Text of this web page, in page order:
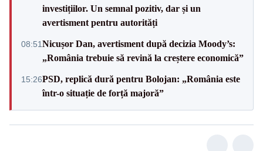
investițiilor. Un semnal pozitiv, dar și un
avertisment pentru autorități
08:51Nicușor Dan, avertisment după decizia Moody’s:
„România trebuie să revină la creștere economică”
15:26PSD, replică dură pentru Bolojan: „România este
într-o situație de forță majoră”